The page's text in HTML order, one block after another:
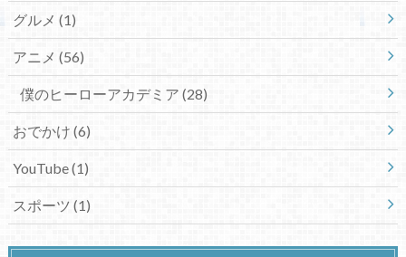
グルメ (1)
アニメ (56)
僕のヒーローアカデミア (28)
おでかけ (6)
YouTube(1)
スポーツ (1)